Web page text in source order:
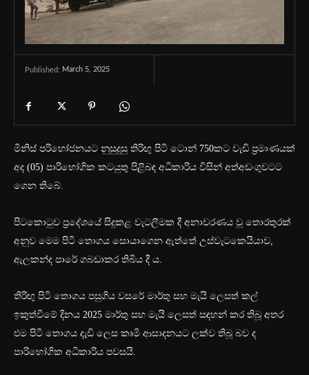
Published: March 5, 2025
මිනිස් පරිභෝජනයට නුසුදුසු තිරිඟු පිටි ටොන් 750කට වැඩි ප්‍රමාණයක්
අද (05) පාරිභෝගික කටයුතු පිළිබඳ අධිකාරිය විසින් අත්අඩංගුවටට
ගෙන තිබේ.
පිටකොටුව ප්‍රදේශයේ සිදුකළ වැටලීමක දී අනාවරණය වූ තොරතුරක්
අනුව මෙම පිටි තොගය සොයාගෙන ඇත්තේ උස්වැටකෙයියාව,
ඇලකන්ද පාරේ ගබඩාකර තිබිය දී ය.
තිරිඟු පිටි තොගය පසුගිය වසරේ මාර්තු සහ මැයි ලෙසත් කල්
ඉකුත්වීමේ දිනය 2025 මාර්තු සහ මැයි ලෙසත් සඳහන් කර තිබූ අතර
එම පිටි තොගය දැඩි ලෙස කෘමි ආසාදනයට ලක්ව තිබූ බව ද
පාරිභෝගික අධිකාරිය පවසයි.